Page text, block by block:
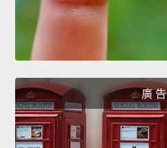
廣 告